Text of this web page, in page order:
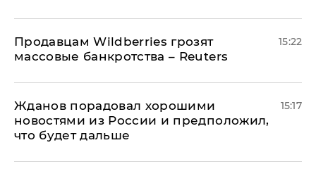
Продавцам Wildberries грозят
массовые банкротства – Reuters
15:22
Жданов порадовал хорошими
новостями из России и предположил,
что будет дальше
15:17